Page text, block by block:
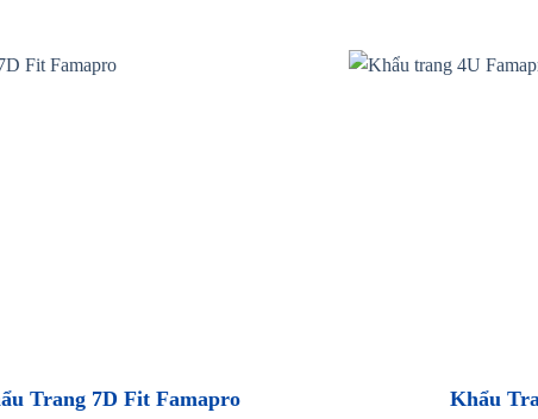
Trang 7D Fit Famapro Khẩu